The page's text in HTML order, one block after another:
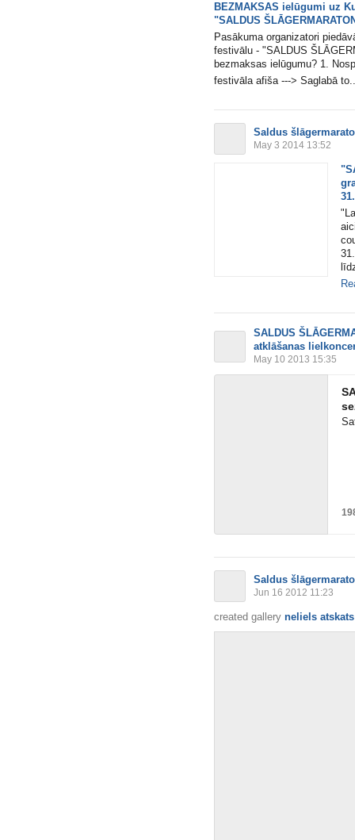
BEZMAKSAS ielūgumi uz
"SALDUS
Pasākuma organizatori
festivālu - "SALDUS
bezmaksas ielūgumu? 1.
festivāla afiša ---> Saglabā
Saldus
May 3 2014 13:52
SALDUS
atklāšanas
May 10 2013 15:35
Saldus
Jun 16 2012 11:23
created gallery neliels